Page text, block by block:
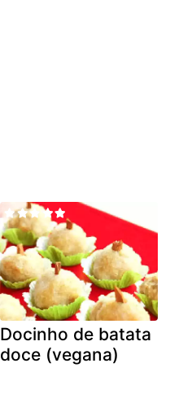
Docinho de batata
doce (vegana)